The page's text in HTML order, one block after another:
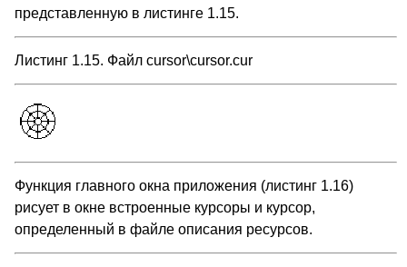
представленную в листинге 1.15.
Листинг 1.15. Файл cursor\cursor.cur
Функция главного окна приложения (листинг 1.16)
рисует в окне встроенные курсоры и курсор,
определенный в файле описания ресурсов.